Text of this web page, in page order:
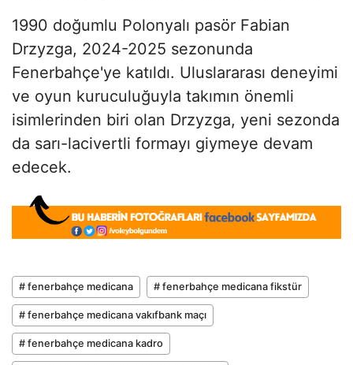
1990 doğumlu Polonyalı pasör Fabian
Drzyzga, 2024-2025 sezonunda
Fenerbahçe'ye katıldı. Uluslararası deneyimi
ve oyun kuruculuğuyla takımın önemli
isimlerinden biri olan Drzyzga, yeni sezonda
da sarı-lacivertli formayı giymeye devam
edecek.
# fenerbahçe medicana # fenerbahçe medicana fikstür
# fenerbahçe medicana vakıfbank maçı
# fenerbahçe medicana kadro